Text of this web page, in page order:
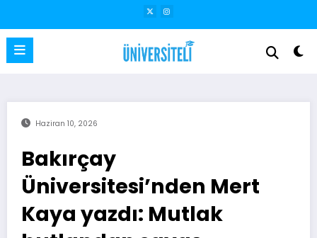
Haziran 10, 2026
Bakırçay
Üniversitesi’nden Mert
Kaya yazdı: Mutlak